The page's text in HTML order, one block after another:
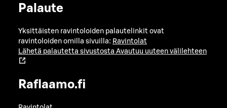
Palaute
Yksittäisten ravintoloiden palautelinkit ovat
ravintoloiden omilla sivuilla: Ravintolat
Lähetä palautetta sivustosta Avautuu uuteen välilehteen
Raflaamo.fi